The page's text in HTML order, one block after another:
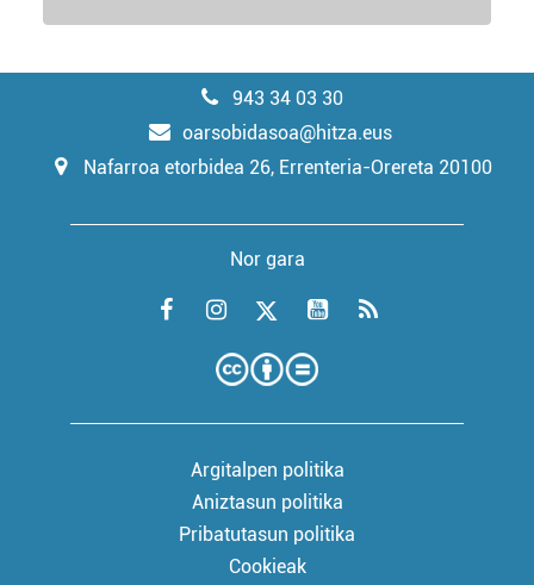
943 34 03 30
oarsobidasoa@hitza.eus
Nafarroa etorbidea 26, Errenteria-Orereta 20100
Nor gara
Argitalpen politika
Aniztasun politika
Pribatutasun politika
Cookieak